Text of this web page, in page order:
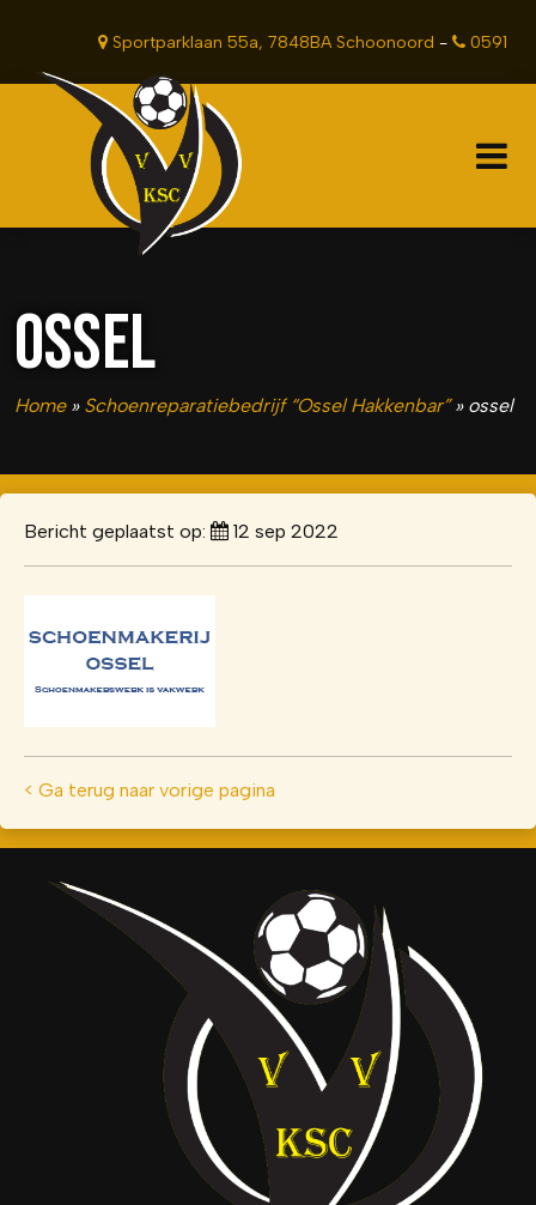
Sportparklaan 55a, 7848BA Schoonoord - 0591
OSSEL
Home» Schoenreparatiebedrijf “Ossel Hakkenbar”» ossel
Bericht geplaatst op: 12 sep 2022
< Ga terug naar vorige pagina